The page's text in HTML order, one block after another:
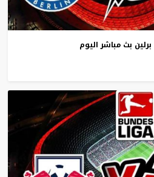
برلين بث مباشر اليوم